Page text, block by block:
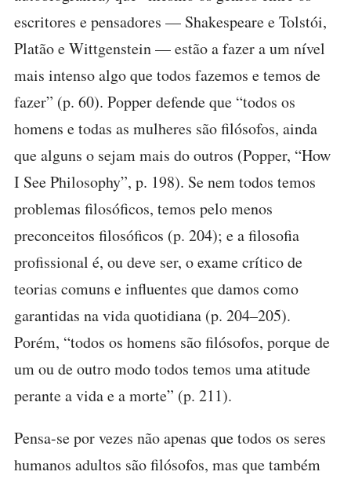
escritores e pensadores — Shakespeare e Tolstói,
Platão e Wittgenstein — estão a fazer a um nível
mais intenso algo que todos fazemos e temos de
fazer” (p. 60). Popper defende que “todos os
homens e todas as mulheres são filósofos, ainda
que alguns o sejam mais do outros (Popper, “How
I See Philosophy”, p. 198). Se nem todos temos
problemas filosóficos, temos pelo menos
preconceitos filosóficos (p. 204); e a filosofia
profissional é, ou deve ser, o exame crítico de
teorias comuns e influentes que damos como
garantidas na vida quotidiana (p. 204–205).
Porém, “todos os homens são filósofos, porque de
um ou de outro modo todos temos uma atitude
perante a vida e a morte” (p. 211).
Pensa-se por vezes não apenas que todos os seres
humanos adultos são filósofos, mas que também